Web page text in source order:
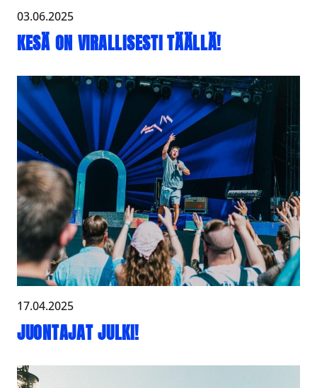
03.06.2025
KESÄ ON VIRALLISESTI TÄÄLLÄ!
17.04.2025
JUONTAJAT JULKI!